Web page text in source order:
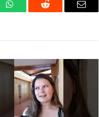
WhatsAppReddit Email